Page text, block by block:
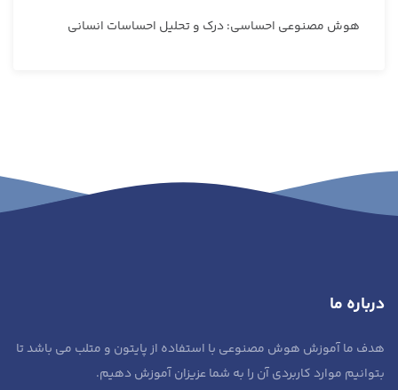
هوش مصنوعی احساسی: درک و تحلیل احساسات انسانی
درباره ما
هدف ما آموزش هوش مصنوعی با استفاده از پایتون و متلب می باشد تا
بتوانیم موارد کاربردی آن را به شما عزیزان آموزش دهیم.